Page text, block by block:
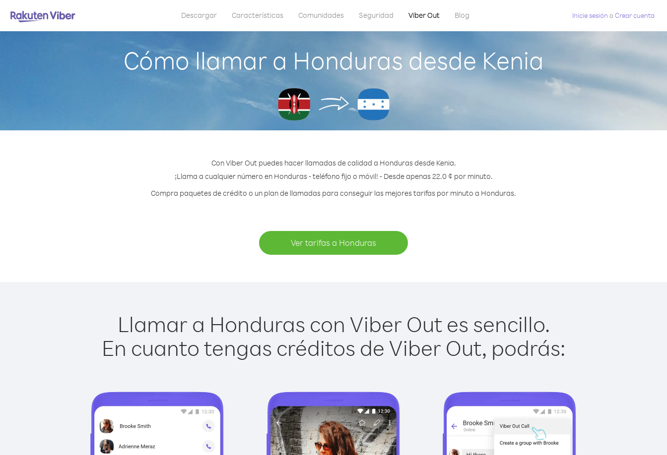
Descargar Características Comunidades Seguridad Viber Out Blog Inicie sesión oCrear cuenta
Cómo llamar a Honduras desde Kenia
Con Viber Out puedes hacer llamadas de calidad a Honduras desde Kenia.
¡Llama a cualquier número en Honduras - teléfono fijo o móvil! - Desde apenas 22.0 ¢ por minuto.
Compra paquetes de crédito o un plan de llamadas para conseguir las mejores tarifas por minuto a Honduras.
Ver tarifas a Honduras
Llamar a Honduras con Viber Out es sencillo.
En cuanto tengas créditos de Viber Out, podrás: